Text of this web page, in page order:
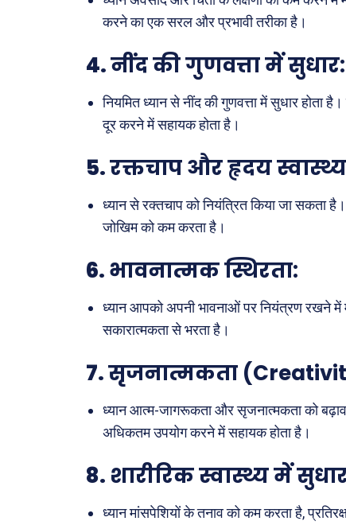
पर्यटन
करने का एक सरल और प्रभावी तरीका है।
4.नींद की गुणवत्ता में सुधार:
नियमित ध्यान से नींद की गुणवत्ता में सुधार
दूर करने में सहायक होता है।
5.रक्तचाप और हृदय
ध्यान से रक्तचाप को नियंत्रित किया जा सकता
जोखिम को कम करता है।
6.भावनात्मक स्थिरता:
ध्यान आपको अपनी भावनाओं पर नियंत्रण रखने
सकारात्मकता से भरता है।
7.सृजनात्मकता
ध्यान आत्म-जागरूकता और सृजनात्मकता को
अधिकतम उपयोग करने में सहायक होता है।
8. शारीरिक स्वास्थ्य में
ध्यान मांसपेशियों के तनाव को कम करता है,